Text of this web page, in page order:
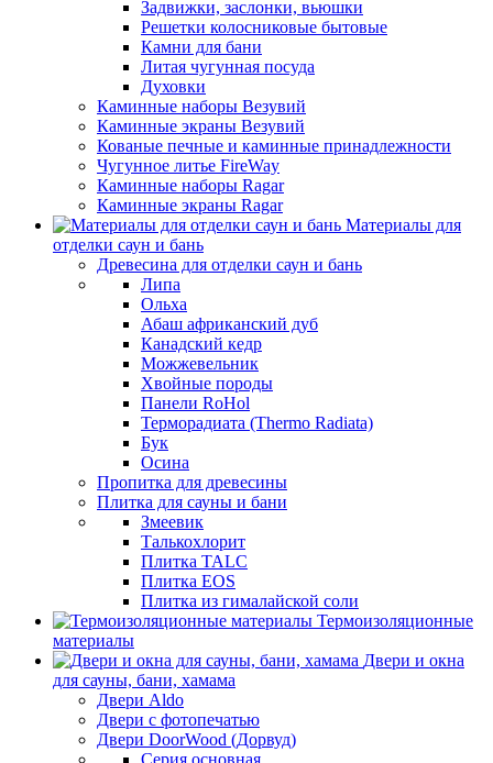
Задвижки, заслонки, вьюшки
Решетки колосниковые бытовые
Камни для бани
Литая чугунная посуда
Духовки
Каминные наборы Везувий
Каминные экраны Везувий
Кованые печные и каминные принадлежности
Чугунное литье FireWay
Каминные наборы Ragar
Каминные экраны Ragar
Материалы для
отделки саун и бань
Древесина для отделки саун и бань
Липа
Ольха
Абаш африканский дуб
Канадский кедр
Можжевельник
Хвойные породы
Панели RoHol
Терморадиата (Thermo Radiata)
Бук
Осина
Пропитка для древесины
Плитка для сауны и бани
Змеевик
Талькохлорит
Плитка TALC
Плитка EOS
Плитка из гималайской соли
Термоизоляционные
материалы
Двери и окна
для сауны, бани, хамама
Двери Aldo
Двери с фотопечатью
Двери DoorWood (Дорвуд)
Серия основная